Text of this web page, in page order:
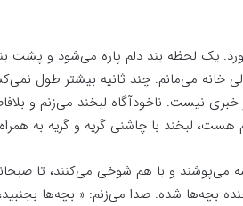
یک لحظه بند دلم پاره می‌شود و پشت
می‌مانم. چند ثانیه بیشتر طول
نیست. ناخودآگاه لبخند می‌زنم و
لبخند با چاشنی گریه و گریه به
می‌پوشند و با هم شوخی می‌کنند، تا
بچه‌ها شده. صدا می‌زنم: « بچه‌ها